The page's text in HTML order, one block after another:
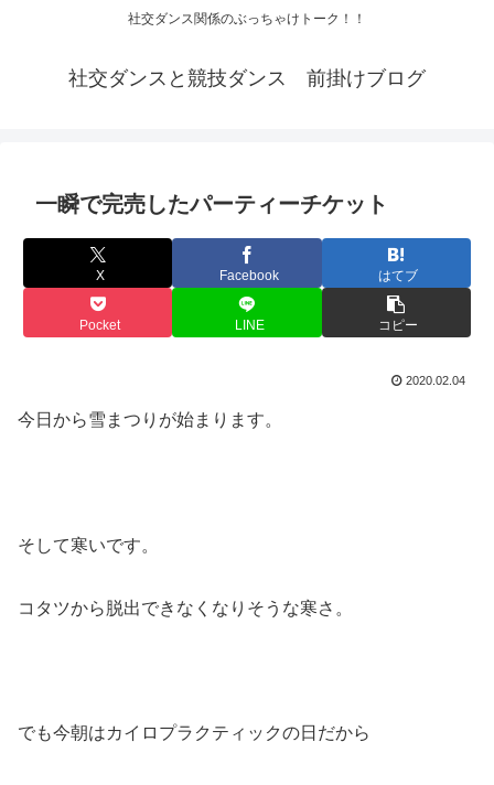
社交ダンス関係のぶっちゃけトーク！！
社交ダンスと競技ダンス 前掛けブログ
一瞬で完売したパーティーチケット
X Facebook はてブ
Pocket LINE コピー
2020.02.04
今日から雪まつりが始まります。
そして寒いです。
コタツから脱出できなくなりそうな寒さ。
でも今朝はカイロプラクティックの日だから